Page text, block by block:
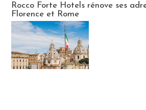
Rocco Forte Hotels rénove ses
Florence et Rome